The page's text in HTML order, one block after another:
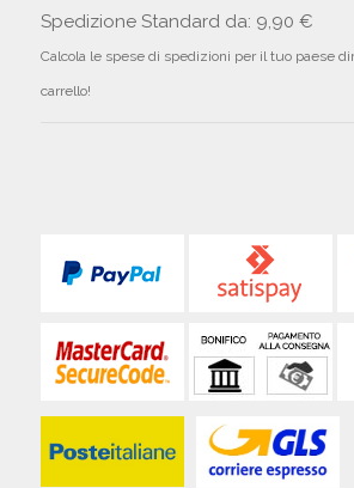
Spedizione Standard da: 9,90 €
Calcola le spese di spedizioni per il tuo paese
carrello!